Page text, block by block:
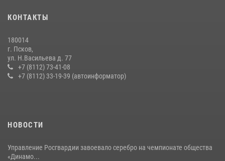
сутки пресекли в областном центре серию краж
Сотрудники вневедомственной охраны Росгвардии пресекли
хищение в магазине в Пскове
16 июля 2026, 10:24
31 июля 2026, 13:53
КОНТАКТЫ
180014
г. Псков,
ул. Н.Васильева д. 77
+7 (8112) 73-41-08
+7 (8112) 33-19-39 (автоинформатор)
НОВОСТИ
Управление Росгвардии завоевало серебро на чемпионате общества
«Динамо...